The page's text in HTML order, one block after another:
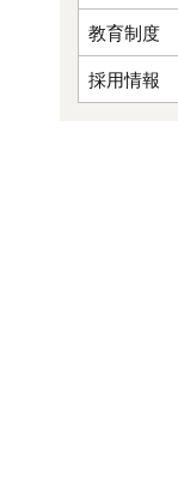
教育制度
採用情報